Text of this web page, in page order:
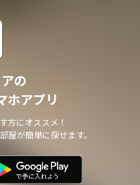
の
ホアプリ
方にオススメ！
屋が簡単に探せます。